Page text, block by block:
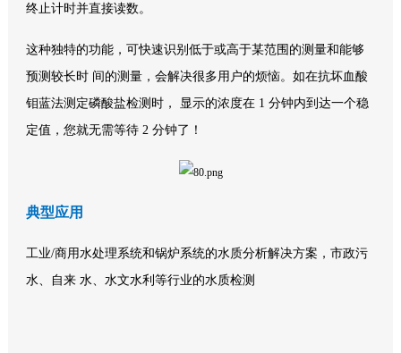
终止计时并直接读数。
这种独特的功能，可快速识别低于或高于某范围的测量和能够
预测较长时 间的测量，会解决很多用户的烦恼。如在抗坏血酸
钼蓝法测定磷酸盐检测时， 显示的浓度在 1 分钟内到达一个稳
定值，您就无需等待 2 分钟了！
典型应用
工业/商用水处理系统和锅炉系统的水质分析解决方案，市政污
水、自来 水、水文水利等行业的水质检测